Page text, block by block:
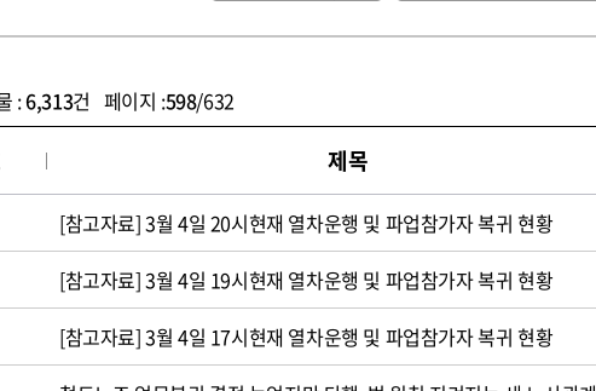
:6,313건 페이지 :598/632
제목
[참고자료] 3월 4일 20시현재 열차운행 및 파업참가자 복귀 현황
[참고자료] 3월 4일 19시현재 열차운행 및 파업참가자 복귀 현황
[참고자료] 3월 4일 17시현재 열차운행 및 파업참가자 복귀 현황